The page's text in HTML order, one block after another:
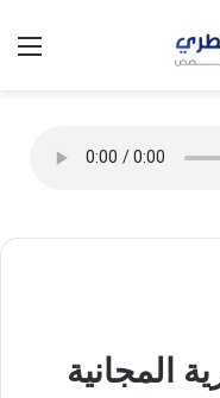
الوضع
المجانية